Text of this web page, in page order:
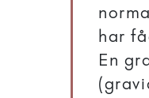
har
En